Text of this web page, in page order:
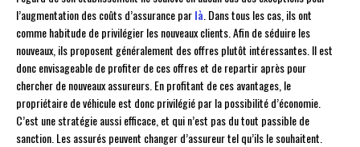
l’augmentation des coûts d’assurance parlà . Dans tous les cas, ils ont
comme habitude de privilégier les nouveaux clients. Afin de séduire les
nouveaux, ils proposent généralement des offres plutôt intéressantes. Il est
donc envisageable de profiter de ces offres et de repartir après pour
chercher de nouveaux assureurs. En profitant de ces avantages, le
propriétaire de véhicule est donc privilégié par la possibilité d’économie.
C’est une stratégie aussi efficace, et qui n’est pas du tout passible de
sanction. Les assurés peuvent changer d’assureur tel qu’ils le souhaitent.